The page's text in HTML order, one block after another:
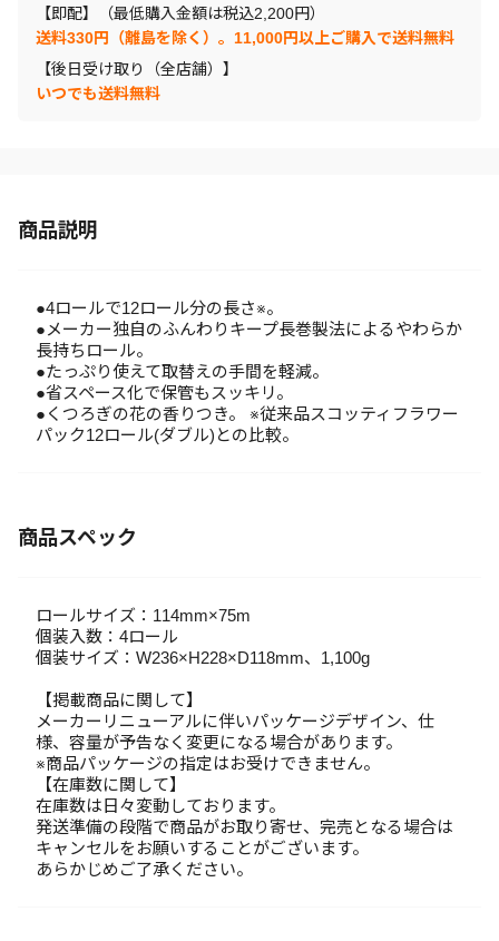
【即配】（最低購入金額は税込2,200円）
送料330円（離島を除く）。11,000円以上ご購入で送料無料
【後日受け取り（全店舗）】
いつでも送料無料
商品説明
●4ロールで12ロール分の長さ※。
●メーカー独自のふんわりキープ長巻製法によるやわらか
長持ちロール。
●たっぷり使えて取替えの手間を軽減。
●省スペース化で保管もスッキリ。
●くつろぎの花の香りつき。 ※従来品スコッティフラワー
パック12ロール(ダブル)との比較。
商品スペック
ロールサイズ：114mm×75m
個装入数：4ロール
個装サイズ：W236×H228×D118mm、1,100g
【掲載商品に関して】
メーカーリニューアルに伴いパッケージデザイン、仕
様、容量が予告なく変更になる場合があります。
※商品パッケージの指定はお受けできません。
【在庫数に関して】
在庫数は日々変動しております。
発送準備の段階で商品がお取り寄せ、完売となる場合は
キャンセルをお願いすることがございます。
あらかじめご了承ください。